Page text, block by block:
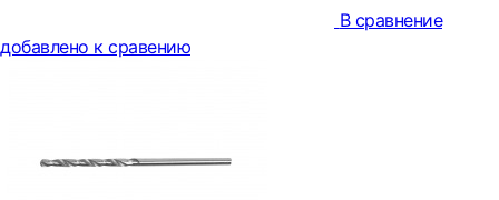
В сравнение
добавлено к сравению